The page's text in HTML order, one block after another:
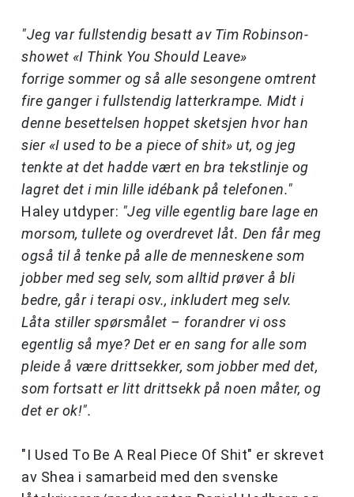
"Jeg var fullstendig besatt av Tim Robinson-
showet «I Think You Should Leave»
forrige sommer og så alle sesongene omtrent
fire ganger i fullstendig latterkrampe. Midt i
denne besettelsen hoppet sketsjen hvor han
sier «I used to be a piece of shit» ut, og jeg
tenkte at det hadde vært en bra tekstlinje og
lagret det i min lille idébank på telefonen."
Haley utdyper: "Jeg ville egentlig bare lage en
morsom, tullete og overdrevet låt. Den får meg
også til å tenke på alle de menneskene som
jobber med seg selv, som alltid prøver å bli
bedre, går i terapi osv., inkludert meg selv.
Låta stiller spørsmålet – forandrer vi oss
egentlig så mye? Det er en sang for alle som
pleide å være drittsekker, som jobber med det,
som fortsatt er litt drittsekk på noen måter, og
det er ok!".
"I Used To Be A Real Piece Of Shit" er skrevet
av Shea i samarbeid med den svenske